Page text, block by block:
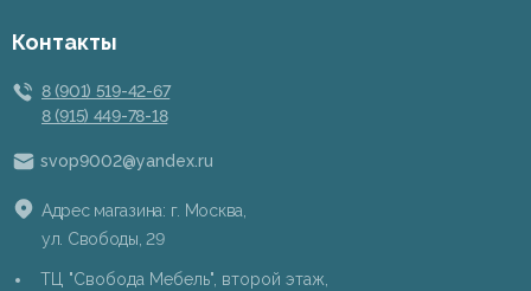
Контакты
8 (901) 519-42-67
8 (915) 449-78-18
svop9002@yandex.ru
Адрес магазина: г. Москва,
ул. Свободы, 29
ТЦ "Свобода Мебель", второй этаж,